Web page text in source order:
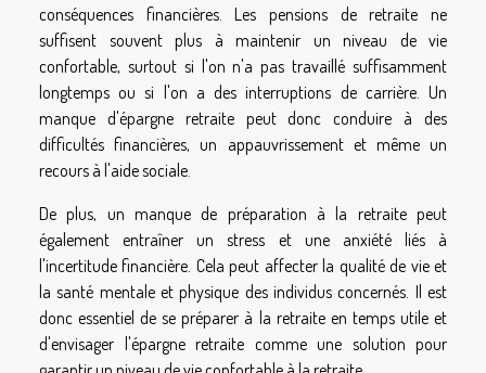
conséquences financières. Les pensions de retraite ne
suffisent souvent plus à maintenir un niveau de vie
confortable, surtout si l'on n'a pas travaillé suffisamment
longtemps ou si l'on a des interruptions de carrière. Un
manque d'épargne retraite peut donc conduire à des
difficultés financières, un appauvrissement et même un
recours à l'aide sociale.
De plus, un manque de préparation à la retraite peut
également entraîner un stress et une anxiété liés à
l'incertitude financière. Cela peut affecter la qualité de vie et
la santé mentale et physique des individus concernés. Il est
donc essentiel de se préparer à la retraite en temps utile et
d'envisager l'épargne retraite comme une solution pour